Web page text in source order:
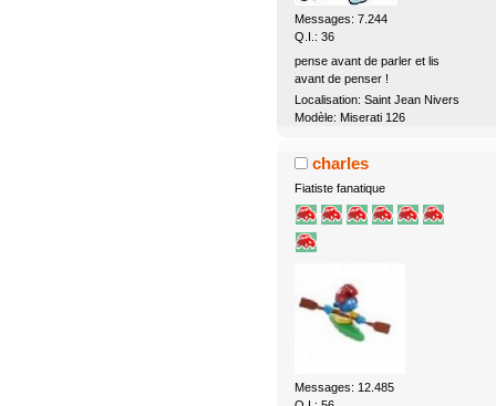
Messages: 7.244
Q.I.: 36
pense avant de parler et lis
avant de penser !
Localisation: Saint Jean Nivers
Modèle: Miserati 126
charles
Fiatiste fanatique
Messages: 12.485